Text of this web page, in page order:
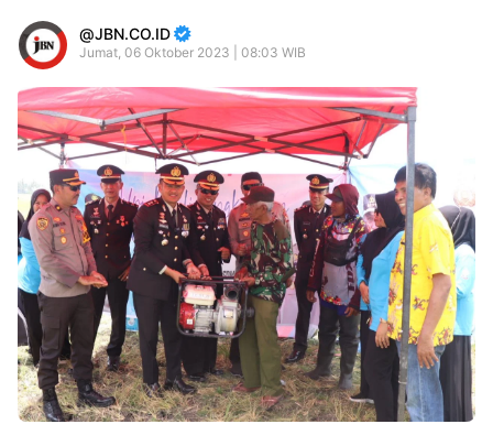
JBN.CO.ID
Jumat, 06 Oktober 2023 | 08:03 WIB